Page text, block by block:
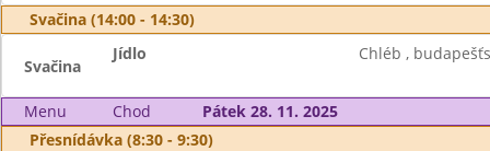
Svačina (14:00 - 14:30)
Svačina
Jídlo Chléb ,
Menu Chod
Pátek 28. 11. 2025
Přesnídávka (8:30 - 9:30)